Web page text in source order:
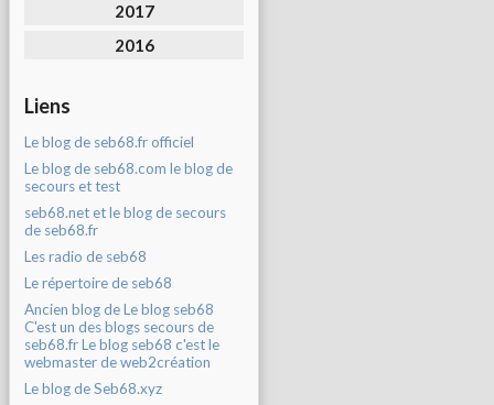
2017
2016
Liens
Le blog de seb68.fr officiel
Le blog de seb68.com le blog de
secours et test
seb68.net et le blog de secours
de seb68.fr
Les radio de seb68
Le répertoire de seb68
Ancien blog de Le blog seb68
C'est un des blogs secours de
seb68.fr Le blog seb68 c'est le
webmaster de web2création
Le blog de Seb68.xyz